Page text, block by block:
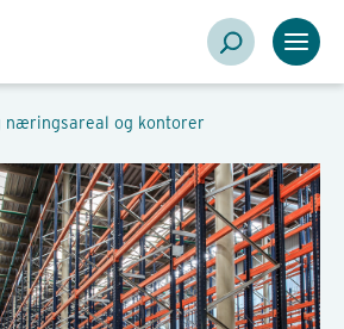
næringsareal og kontorer